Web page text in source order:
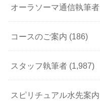
オーラソーマ通信執筆者
コースのご案内 (186)
スタッフ執筆者 (1,987)
スピリチュアル水先案内